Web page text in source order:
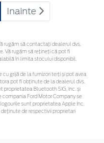
Inainte
rugăm să contactaţi dealerul dvs.
Vă rugăm să rețineți că pot fi
în limita stocului disponibil.
grijă de la furnizori terți și pot avea
pot fi obținute de la dealerul dvs.
proprietatea Bluetooth SIG, Inc. și
compania Ford Motor Company se
sunt proprietatea Apple Inc.
de respectivii proprietari